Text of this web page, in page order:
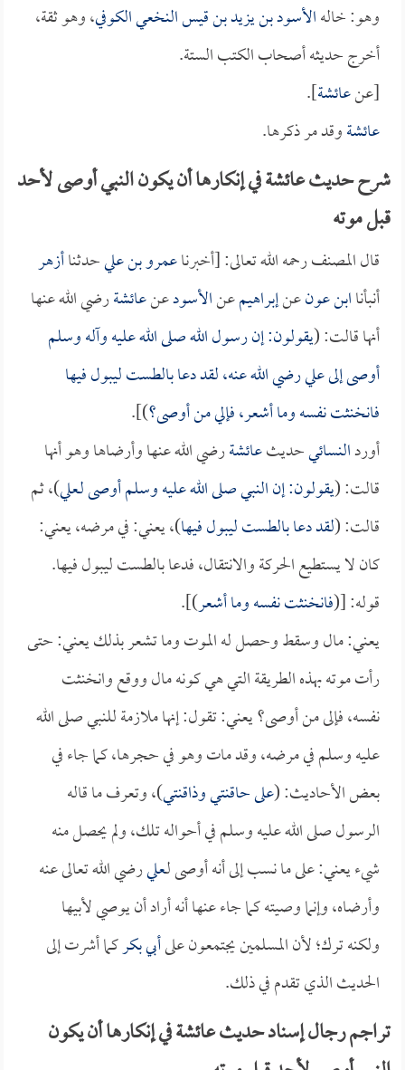
وهو: خالهالأسود بن يزيد بن قيس النخعي الكوفي، وهو ثقة،
أخرج حديثه أصحاب الكتب الستة.
[عنعائشة].
عائشةوقد مر ذكرها.
شرح حديث عائشة في إنكارها أن يكون النبي أوصى لأحد
قبل موته
قال المصنف رحمه الله تعالى: [أخبرناعمرو بن عليحدثناأزهر
أنبأناابن عونعنإبراهيمعنالأسودعنعائشةرضي الله عنها
أنها قالت: (يقولون: إن رسول الله صلى الله عليه وآله وسلم
أوصى إلىعليرضي الله عنه، لقد دعا بالطست ليبول فيها
فانخنثت نفسه وما أشعر، فإلي من أوصى؟)].
أوردالنسائيحديثعائشةرضي الله عنها وأرضاها وهو أنها
قالت: (يقولون: إن النبي صلى الله عليه وسلم أوصى لـعلي)، ثم
قالت: (لقد دعا بالطست ليبول فيها)، يعني: في مرضه، يعني:
كان لا يستطيع الحركة والانتقال، فدعا بالطست ليبول فيها.
قوله: [(فانخنثت نفسه وما أشعر)].
يعني: مال وسقط وحصل له الموت وما تشعر بذلك يعني: حتى
رأت موته بهذه الطريقة التي هي كونه مال ووقع وانخنثت
نفسه، فإلى من أوصى؟ يعني: تقول: إنها ملازمة للنبي صلى الله
عليه وسلم في مرضه، وقد مات وهو في حجرها، كما جاء في
بعض الأحاديث: (على حاقنتي وذاقنتي)، وتعرف ما قاله
الرسول صلى الله عليه وسلم في أحواله تلك، ولم يحصل منه
شيء يعني: على ما نسب إلى أنه أوصى لـعليرضي الله تعالى عنه
وأرضاه، وإنما وصيته كما جاء عنها أنه أراد أن يوصي لأبيها
ولكنه ترك؛ لأن المسلمين يجتمعون علىأبي بكركما أشرت إلى
الحديث الذي تقدم في ذلك.
تراجم رجال إسناد حديث عائشة في إنكارها أن يكون